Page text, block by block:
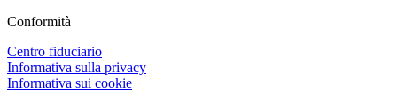
Conformità
Centro fiduciario
Informativa sulla privacy
Informativa sui cookie